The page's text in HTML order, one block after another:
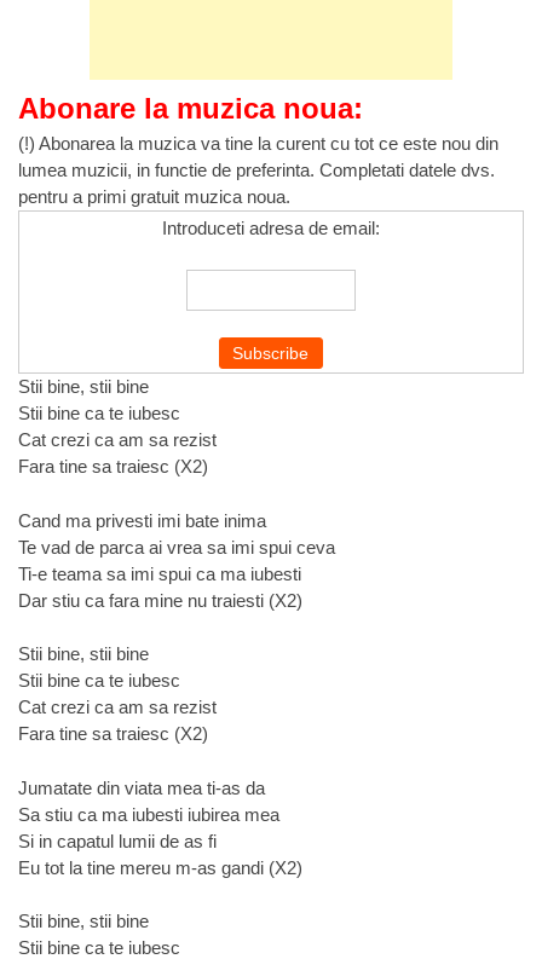
Abonare la muzica noua:
(!) Abonarea la muzica va tine la curent cu tot ce este nou din
lumea muzicii, in functie de preferinta. Completati datele dvs.
pentru a primi gratuit muzica noua.
Introduceti adresa de email:
Stii bine, stii bine
Stii bine ca te iubesc
Cat crezi ca am sa rezist
Fara tine sa traiesc (X2)
Cand ma privesti imi bate inima
Te vad de parca ai vrea sa imi spui ceva
Ti-e teama sa imi spui ca ma iubesti
Dar stiu ca fara mine nu traiesti (X2)
Stii bine, stii bine
Stii bine ca te iubesc
Cat crezi ca am sa rezist
Fara tine sa traiesc (X2)
Jumatate din viata mea ti-as da
Sa stiu ca ma iubesti iubirea mea
Si in capatul lumii de as fi
Eu tot la tine mereu m-as gandi (X2)
Stii bine, stii bine
Stii bine ca te iubesc